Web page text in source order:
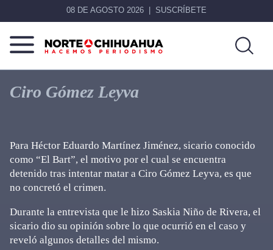
08 DE AGOSTO 2026 SUSCRÍBETE
Norte
De
Chihuahua
Más
que
noticias,
Ciro Gómez Leyva
Para Héctor Eduardo Martínez Jiménez, sicario conocido
como “El Bart”, el motivo por el cual se encuentra
detenido tras intentar matar a Ciro Gómez Leyva, es que
no concretó el crimen.
Durante la entrevista que le hizo Saskia Niño de Rivera, el
sicario dio su opinión sobre lo que ocurrió en el caso y
reveló algunos detalles del mismo.